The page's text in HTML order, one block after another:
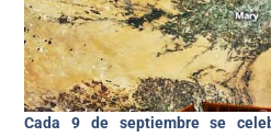
Cada 9 de septiembre se